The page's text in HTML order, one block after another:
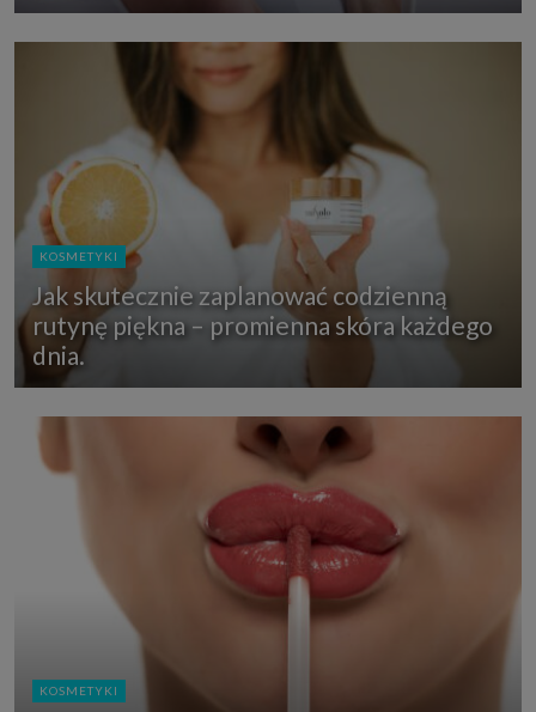
KOSMETYKI
Jak skutecznie zaplanować codzienną
rutynę piękna – promienna skóra każdego
dnia.
KOSMETYKI